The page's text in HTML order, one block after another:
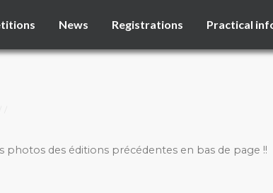
News Registrations Practical
photos des éditions précédentes en bas de page !!